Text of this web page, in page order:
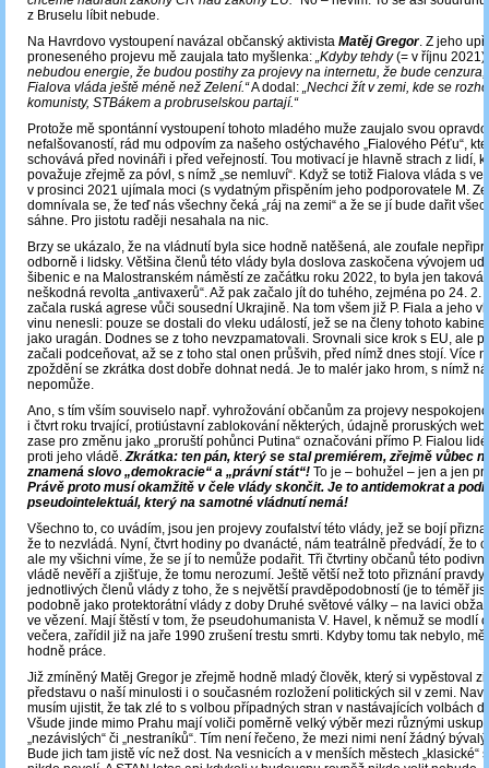
z Bruselu líbit nebude.
Na Havrdovo vystoupení navázal občanský aktivista Matěj Gregor. Z jeho
proneseného projevu mě zaujala tato myšlenka: „Kdyby tehdy(= v říjnu 2021)
nebudou energie, že budou postihy za projevy na internetu, že bude cenzura,
Fialova vláda ještě méně než Zelení.“A dodal: „Nechci žít v zemi, kde se
komunisty, STBákem a probruselskou partají.“
Protože mě spontánní vystoupení tohoto mladého muže zaujalo svou
nefalšovaností, rád mu odpovím za našeho ostýchavého „Fialového Péťu“,
schovává před novináři i před veřejností. Tou motivací je hlavně strach z lidí,
považuje zřejmě za póvl, s nímž „se nemluví“. Když se totiž Fialova vláda s
v prosinci 2021 ujímala moci (s vydatným přispěním jeho podporovatele M.
domnívala se, že teď nás všechny čeká „ráj na zemi“ a že se jí bude dařit
sáhne. Pro jistotu raději nesahala na nic.
Brzy se ukázalo, že na vládnutí byla sice hodně natěšená, ale zoufale
odborně i lidsky. Většina členů této vlády byla doslova zaskočena vývojem
šibenic e na Malostranském náměstí ze začátku roku 2022, to byla jen taková
neškodná revolta „antivaxerů“. Až pak začalo jít do tuhého, zejména po 24. 2.
začala ruská agrese vůči sousední Ukrajině. Na tom všem již P. Fiala a jeho
vinu nenesli: pouze se dostali do vleku událostí, jež se na členy tohoto
jako uragán. Dodnes se z toho nevzpamatovali. Srovnali sice krok s EU, ale
začali podceňovat, až se z toho stal onen průšvih, před nímž dnes stojí. Více
zpoždění se zkrátka dost dobře dohnat nedá. Je to malér jako hrom, s nímž
nepomůže.
Ano, s tím vším souviselo např. vyhrožování občanům za projevy
i čtvrt roku trvající, protiústavní zablokování některých, údajně proruských
zase pro změnu jako „proruští pohůnci Putina“ označováni přímo P. Fialou
proti jeho vládě.Zkrátka: ten pán, který se stal premiérem, zřejmě vůbec
znamená slovo „demokracie“ a „právní stát“! To je – bohužel – jen a jen
Právě proto musí okamžitě v čele vlády skončit. Je to antidemokrat a
pseudointelektuál, který na samotné vládnutí nemá!
Všechno to, co uvádím, jsou jen projevy zoufalství této vlády, jež se bojí
že to nezvládá. Nyní, čtvrt hodiny po dvanácté, nám teatrálně předvádí, že to
ale my všichni víme, že se jí to nemůže podařit. Tři čtvrtiny občanů této
vládě nevěří a zjišťuje, že tomu nerozumí. Ještě větší než toto přiznání pravdy
jednotlivých členů vlády z toho, že s největší pravděpodobností (je to téměř
podobně jako protektorátní vlády z doby Druhé světové války – na lavici
ve vězení. Mají štěstí v tom, že pseudohumanista V. Havel, k němuž se modlí
večera, zařídil již na jaře 1990 zrušení trestu smrti. Kdyby tomu tak nebylo,
hodně práce.
Již zmíněný Matěj Gregor je zřejmě hodně mladý člověk, který si vypěstoval
představu o naší minulosti i o současném rozložení politických sil v zemi.
musím ujistit, že tak zlé to s volbou případných stran v nastávajících volbách
Všude jinde mimo Prahu mají voliči poměrně velký výběr mezi různými
„nezávislých“ či „nestraníků“. Tím není řečeno, že mezi nimi není žádný
Bude jich tam jistě víc než dost. Na vesnicích a v menších městech „klasické“